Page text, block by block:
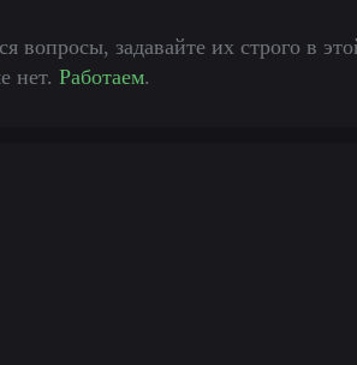
вопросы, задавайте их строго в
нет. Работаем.